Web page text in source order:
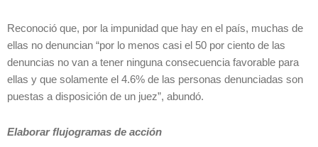
Reconoció que, por la impunidad que hay en el país, muchas de
ellas no denuncian “por lo menos casi el 50 por ciento de las
denuncias no van a tener ninguna consecuencia favorable para
ellas y que solamente el 4.6% de las personas denunciadas son
puestas a disposición de un juez”, abundó.
Elaborar flujogramas de acción